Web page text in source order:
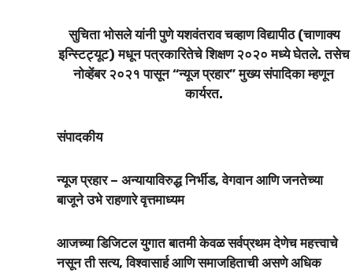
सुचिता भोसले यांनी पुणे यशवंतराव चव्हाण विद्यापीठ (चाणाक्य
इन्स्टिट्यूट) मधून पत्रकारितेचे शिक्षण २०२० मध्ये घेतले. तसेच
नोव्हेंबर २०२१ पासून “न्यूज प्रहार” मुख्य संपादिका म्हणून
कार्यरत.
संपादकीय
न्यूज प्रहार – अन्यायाविरुद्ध निर्भीड, वेगवान आणि जनतेच्या
बाजूने उभे राहणारे वृत्तमाध्यम
आजच्या डिजिटल युगात बातमी केवळ सर्वप्रथम देणेच महत्त्वाचे
नसून ती सत्य, विश्वासार्ह आणि समाजहिताची असणे अधिक